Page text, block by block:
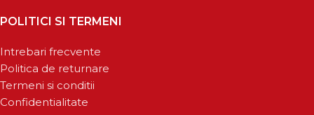
POLITICI SI TERMENI
Intrebari frecvente
Politica de returnare
Termeni si conditii
Confidentialitate